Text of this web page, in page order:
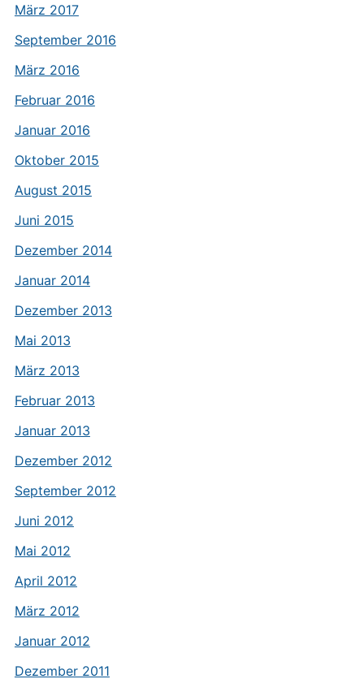
März 2017
September 2016
März 2016
Februar 2016
Januar 2016
Oktober 2015
August 2015
Juni 2015
Dezember 2014
Januar 2014
Dezember 2013
Mai 2013
März 2013
Februar 2013
Januar 2013
Dezember 2012
September 2012
Juni 2012
Mai 2012
April 2012
März 2012
Januar 2012
Dezember 2011